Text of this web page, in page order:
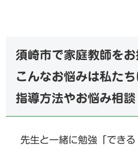
須崎市で家庭教師を
こんなお悩みは私た
指導方法やお悩み相談
先生と一緒に勉強「でき